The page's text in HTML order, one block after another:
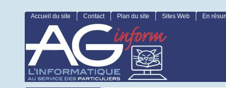
Accueil du site Contact Plan du site Sites Web En